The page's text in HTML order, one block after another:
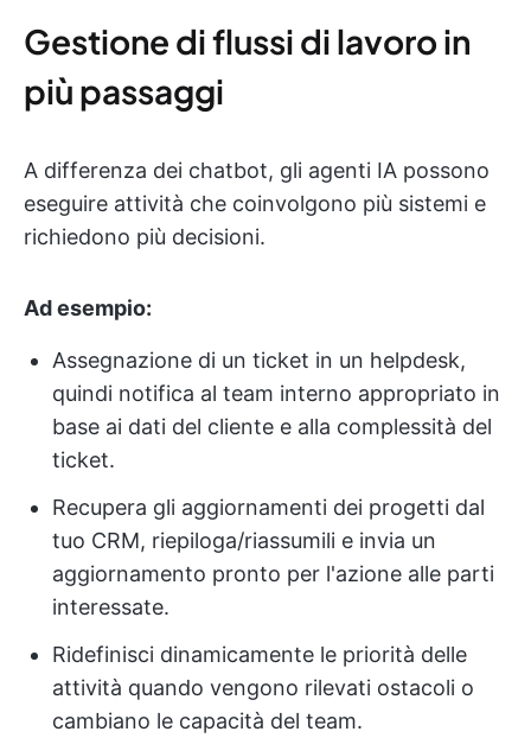
Gestione di flussi di lavoro in
più passaggi
A differenza dei chatbot, gli agenti IA possono
eseguire attività che coinvolgono più sistemi e
richiedono più decisioni.
Ad esempio:
Assegnazione di un ticket in un helpdesk,
quindi notifica al team interno appropriato in
base ai dati del cliente e alla complessità del
ticket.
Recupera gli aggiornamenti dei progetti dal
tuo CRM, riepiloga/riassumili e invia un
aggiornamento pronto per l'azione alle parti
interessate.
Ridefinisci dinamicamente le priorità delle
attività quando vengono rilevati ostacoli o
cambiano le capacità del team.